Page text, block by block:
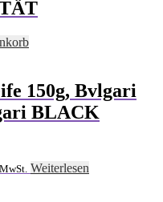
150g, Bvlgari
BLACK
Weiterlesen